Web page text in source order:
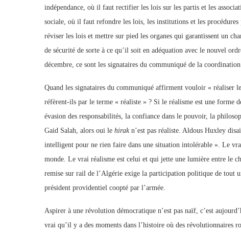
indépendance, où il faut rectifier les lois sur les partis et les
sociale, où il faut refondre les lois, les institutions et les
réviser les lois et mettre sur pied les organes qui garantissent un
de sécurité de sorte à ce qu’il soit en adéquation avec le nouvel
décembre, ce sont les signataires du communiqué de la
Quand les signataires du communiqué affirment vouloir « réaliser
réfèrent-ils par le terme « réaliste » ? Si le réalisme est une forme
évasion des responsabilités, la confiance dans le pouvoir, la
Gaid Salah, alors oui le hirakn’est pas réaliste. Aldous Huxley
intelligent pour ne rien faire dans une situation intolérable ». Le
monde. Le vrai réalisme est celui et qui jette une lumière entre le
remise sur rail de l’Algérie exige la participation politique de tout
président providentiel coopté par l’armée.
Aspirer à une révolution démocratique n’est pas naïf, c’est
vrai qu’il y a des moments dans l’histoire où des révolutionnaires